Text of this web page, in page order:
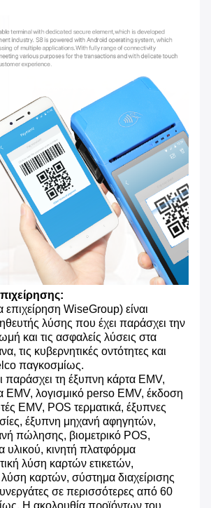
WiseGroup) είναι
λύσης που έχει παράσχει την
και τις ασφαλείς λύσεις στα
τις κυβερνητικές οντότητες και
παγκοσμίως.
παράσχει τη έξυπνη κάρτα EMV,
EMV, λογισμικό perso EMV, έκδοση
EMV, POS τερματικά, έξυπνες
έξυπνη μηχανή αφηγητών,
πώλησης, βιομετρικό POS,
υλικού, κινητή πλατφόρμα
λύση καρτών ετικετών,
καρτών, σύστημα διαχείρισης
σε περισσότερες από 60